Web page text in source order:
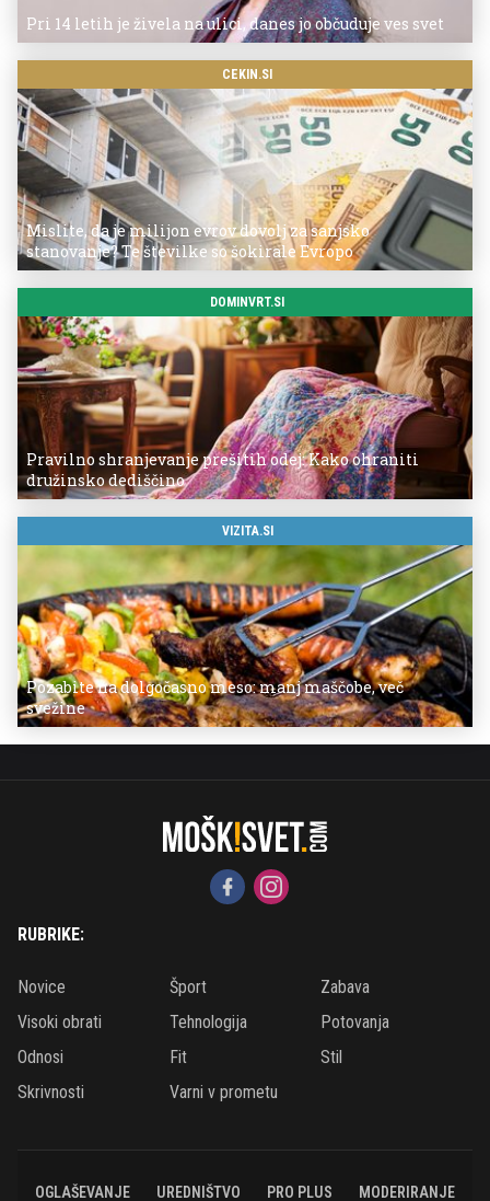
Pri 14 letih je živela na ulici, danes jo občuduje ves svet
CEKIN.SI
Mislite, da je milijon evrov dovolj za sanjsko
stanovanje? Te številke so šokirale Evropo
DOMINVRT.SI
Pravilno shranjevanje prešitih odej: Kako ohraniti
družinsko dediščino
VIZITA.SI
Pozabite na dolgočasno meso: manj maščobe, več
svežine
RUBRIKE:
Novice Šport
Zabava
Visoki obrati
Tehnologija
Potovanja
Odnosi
Fit
Stil
Skrivnosti
Varni v prometu
OGLAŠEVANJE UREDNIŠTVO PRO PLUS MODERIRANJE